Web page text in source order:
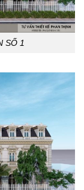
SỐ 1